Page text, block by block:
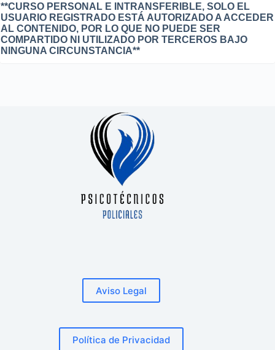
**CURSO PERSONAL E INTRANSFERIBLE, SOLO EL
USUARIO REGISTRADO ESTÁ AUTORIZADO A ACCEDER
AL CONTENIDO, POR LO QUE NO PUEDE SER
COMPARTIDO NI UTILIZADO POR TERCEROS BAJO
NINGUNA CIRCUNSTANCIA**
Aviso Legal
Política de Privacidad